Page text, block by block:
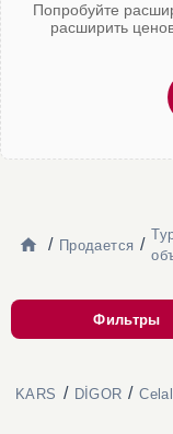
Попробуйте
расширить
/ Продается /
Фильтры
KARS / DİGOR /